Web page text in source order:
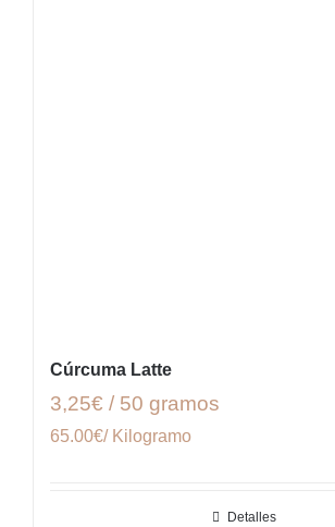
Cúrcuma Latte
3,25€ / 50 gramos
65.00€/ Kilogramo
Detalles